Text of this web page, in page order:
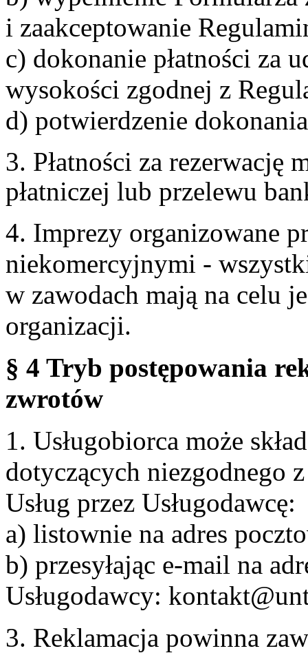
i zaakceptowanie
c) dokonanie płatności za
wysokości zgodnej z
d) potwierdzenie
3. Płatności za rezerwację
płatniczej lub przelewu
4. Imprezy organizowane
niekomercyjnymi -
w zawodach mają na celu
organizacji.
§ 4 Tryb postępowania
zwrotów
1. Usługobiorca może
dotyczących niezgodnego
Usług przez Usługodawcę:
a) listownie na adres
b) przesyłając e-mail na
Usługodawcy:
3. Reklamacja powinna